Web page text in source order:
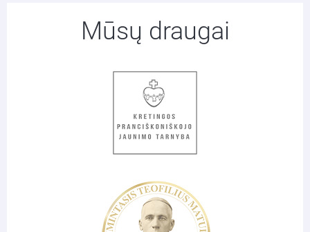
Mūsų draugai